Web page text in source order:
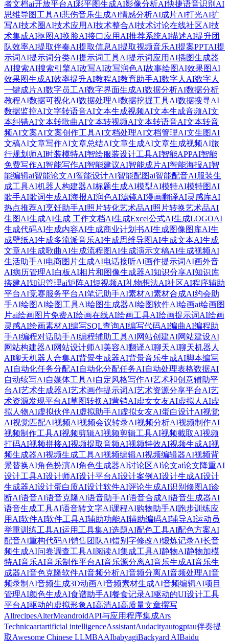
者文档ai开放平台AI彩平图生成AI影像分析AI快捷语音识别 AI
思维导图工具AI悲伤音乐生成AI情感分析AI成片AI打光AI扩
写AI技术圈AI技术应用 AI技术整合AI技术讨论在线社区AI技
术集成AI抠图AI换脸AI接口应用 AI推荐系统AI描述AI提升团
队效率AI提取伴奏AI提取信息AI提取视频音乐AI提案PPTAI提
示词AI提示词分类AI提示词工具AI提示词应用 AI插图生成器
AI搜索AI搜索引擎AI改写AI改写润色AI故事绘图AI效果图AI
效果图生成AI效率提升AI教程AI教育助手AI数字人 AI数字人
一键成片AI数字员工AI数字界面生成AI数据分析AI数据分析
教程AI数据可视化AI数据处理AI数据挖掘工具AI数据搜寻AI
数据监控AI文字转语音AI文本生成视频AI文本生成音频AI文
本纠错AI文本转歌曲AI文本转视频AI文本转语音AI文本转音
频AI文案AI文案创作工具AI文档处理AI文档管理AI文生图AI
文稿AI文章写作AI文章总结AI文章生成AI文章生成视频AI旅
行规划师AI时装模特AI智绘服装设计工具AI智能APPAI智能
免费写作AI智能写作AI智能建议AI智能成片AI智能海报AI智
能编辑ai智能论文AI智能设计AI智能配图ai智能配音AI服装生
成工具AI机器人构建器AI标题生成AI模型AI模特AI模特图AI
歌手AI歌词生成AI海报AI润色AI滤镜AI漫画翻译AI灵感库AI
热点推荐AI烹饪助手AI照片转化艺术品AI照片转换艺术品AI
生图AI生成AI生成 工作文档AI生成Excel公式AI生成LOGOAI
生成代码AI生成内容AI生成商业计划书AI生成图像图库AI生
成壁纸AI生成多流派音乐AI生成思维导图AI生成文本AI生成
文章AI生成歌曲AI生成流程图AI生成演示文稿AI生成视频AI
生活助手AI电商图片生成AI电话接听AI画作提示词AI画外音
AI病历管理AI白板AI相片和图像生成器AI知识分享AI知识库
搭建AI知识管理ai矩阵AI短视频AI礼物想法AI社区AI程序辅助
平台AI竞赛服务平台AI笔记助手AI素材AI素材合成AI约会助
手AI绘图AI绘图工具AI绘图生成器AI绘图软件AI绘画ai绘画图
片ai绘画图片免费AI绘画在线AI绘画工具AI绘画提示词AI绘画
灵感AI绘画素材AI编写SQL查询AI编写代码AI编曲AI编程助
手AI编程对话助手AI编程辅助工具AI网站创建AI网站建设AI
网站构建器AI网站设计师AI美容AI翻译AI聊天AI聊天机器人
AI聊天机器人合集AI背景生成器AI背景音乐生成AI脚本编写
AI自动化任务分配AI自动化分配任务AI自动处理表格数据AI
自动续写AI自媒体工具AI自定风格写作AI艺术和创意辅助平
台AI艺术生成器AI艺术画作提示词AI艺术资源分享平台AI艺
术资源发现平台AI草图转换AI营销AI虚女女友AI虚拟人 AI虚
拟人物AI虚拟伙伴AI虚拟助手AI虚拟女友AI蛋白设计AI视觉
AI视觉匹配AI视频AI视频会议转录AI视频分析AI视频制作AI
视频制作工具AI视频剪辑AI视频剪辑工具AI视频截取AI视频
打码AI视频拼接AI视频提取音频AI视频特效AI视频生成AI视
频生成器AI视频生成工具AI视频编辑AI视频编辑器AI视频背
景替换AI角色扮演AI角色生成器AI讨论区AI论文ai论文降重AI
设计工具AI设计师AI设计平台AI设计案例 AI设计生成AI设计
生成器AI设计蛋白质AI设计软件AI评论生成AI识别修图AI诊
断AI语音AI语音克隆AI语音助手AI语音合成AI语音生成器AI
语音生成工具AI语音转文字AI课程AI购物助手AI跑步训练应
用 AI软件AI软件工具AI辅助功能AI辅助编码AI辅导AI运动员
举重训练工具AI运用工具集AI选题AI配色工具AI配色方案AI
配音AI重构代码AI销售团队AI错别字修改AI锻炼记录AI长音
频生成AI问卷调查工具AI阅读AI集成工具AI静物AI静物加模
特AI音乐AI音乐制作平台AI音乐源分离AI音乐生成AI音乐生
成器AI音色克隆软件AI音频分析AI音频分离AI音频处理AI音
频录制 AI音频生成3D动画AI音频素材生成AI音频编辑AI项目
管理AI颜色生成AI食谱助手AI餐食记录AI驱动的UI设计工具
平台AI驱动的虚拟形象AI高清AI高质量文章撰写
AllrecipesAlterMeandroidAPI与应用程序集成Ars
Technicaartartificial intelligenceAssistantAudacityautogptau伴奏提
取Awesome Chinese LLMBAAIbabyagiBackyard AIBaidu